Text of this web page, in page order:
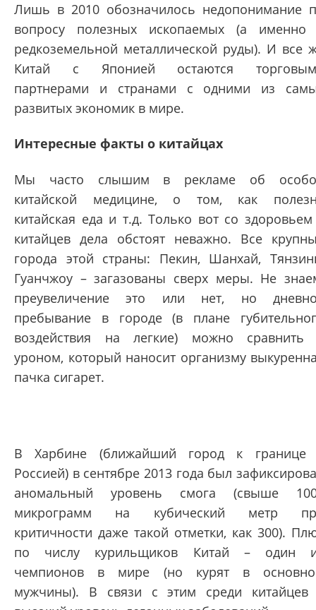
Лишь в 2010 обозначилось недопонимание
вопросу полезных ископаемых (а именно
редкоземельной металлической руды). И все
Китай с Японией остаются
партнерами и странами с одними из
развитых экономик в мире.
Интересные факты о китайцах
Мы часто слышим в рекламе об
китайской медицине, о том, как
китайская еда и т.д. Только вот со
китайцев дела обстоят неважно. Все
города этой страны: Пекин, Шанхай,
Гуанчжоу – загазованы сверх меры. Не
преувеличение это или нет, но
пребывание в городе (в плане
воздействия на легкие) можно сравнить
уроном, который наносит организму
пачка сигарет.
В Харбине (ближайший город к границе
Россией) в сентябре 2013 года был
аномальный уровень смога (свыше
микрограмм на кубический метр
критичности даже такой отметки, как 300).
по числу курильщиков Китай – один
чемпионов в мире (но курят в
мужчины). В связи с этим среди китайцев